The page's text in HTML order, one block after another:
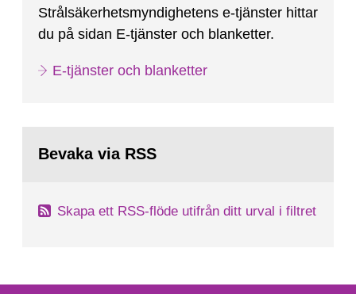
Strålsäkerhetsmyndighetens e-tjänster hittar
du på sidan E-tjänster och blanketter.
E-tjänster och blanketter
Bevaka via RSS
Skapa ett RSS-flöde utifrån ditt urval i filtret